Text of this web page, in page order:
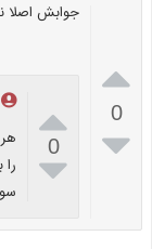

0

جوابش اصلا

0
